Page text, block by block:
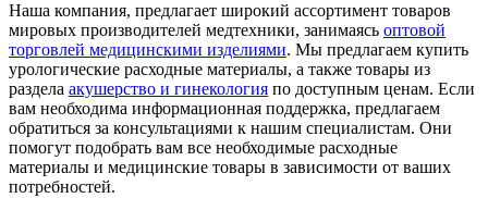
Наша компания, предлагает широкий ассортимент товаров
мировых производителей медтехники, занимаясь оптовой
торговлей медицинскими изделиями. Мы предлагаем купить
урологические расходные материалы, а также товары из
раздела акушерство и гинекология по доступным ценам. Если
вам необходима информационная поддержка, предлагаем
обратиться за консультациями к нашим специалистам. Они
помогут подобрать вам все необходимые расходные
материалы и медицинские товары в зависимости от ваших
потребностей.